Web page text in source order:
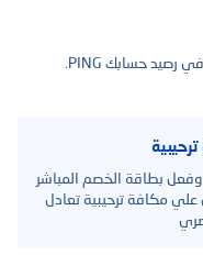
في رصيد حسابك PING
بطاقة الخصم المباشر
علي مكافة ترحيبية تعادل